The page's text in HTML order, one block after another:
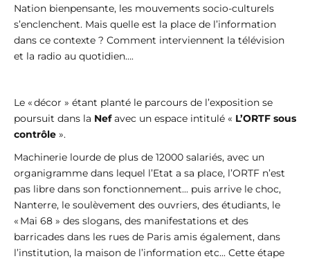
Nation bienpensante, les mouvements socio-culturels
s’enclenchent. Mais quelle est la place de l’information
dans ce contexte ? Comment interviennent la télévision
et la radio au quotidien….
Le « décor » étant planté le parcours de l’exposition se
poursuit dans la Nefavec un espace intitulé « L’ORTF sous
contrôle ».
Machinerie lourde de plus de 12000 salariés, avec un
organigramme dans lequel l’Etat a sa place, l’ORTF n’est
pas libre dans son fonctionnement... puis arrive le choc,
Nanterre, le soulèvement des ouvriers, des étudiants, le
« Mai 68 » des slogans, des manifestations et des
barricades dans les rues de Paris amis également, dans
l’institution, la maison de l’information etc... Cette étape